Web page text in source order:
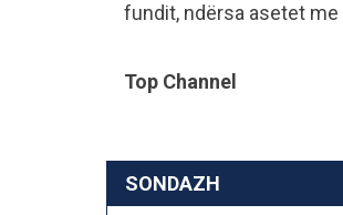
fundit, ndërsa asetet me
Top Channel
SONDAZH